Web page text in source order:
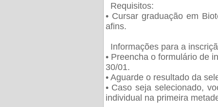
Requisitos:
• Cursar graduação em
afins.
Informações para a
• Preencha o formulário de
30/01.
• Aguarde o resultado da
• Caso seja selecionado,
individual na primeira